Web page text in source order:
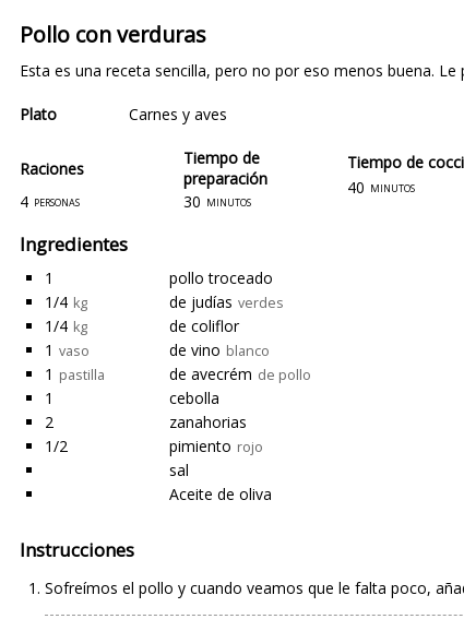
Pollo con verduras
Esta es una receta sencilla, pero no por eso menos buena.
Plato Carnes y aves
Raciones
Tiempo de
preparación
4 personas 30 minutos
Tiempo de
40 minutos
Ingredientes
1
pollo troceado
1/4 kg de judías verdes
1/4 kg
de coliflor
1 vaso de vino blanco
1 pastilla de avecrém de pollo
1
cebolla
2
zanahorias
1/2
pimiento rojo
sal
Aceite de oliva
Instrucciones
Sofreímos el pollo y cuando veamos que le falta poco,